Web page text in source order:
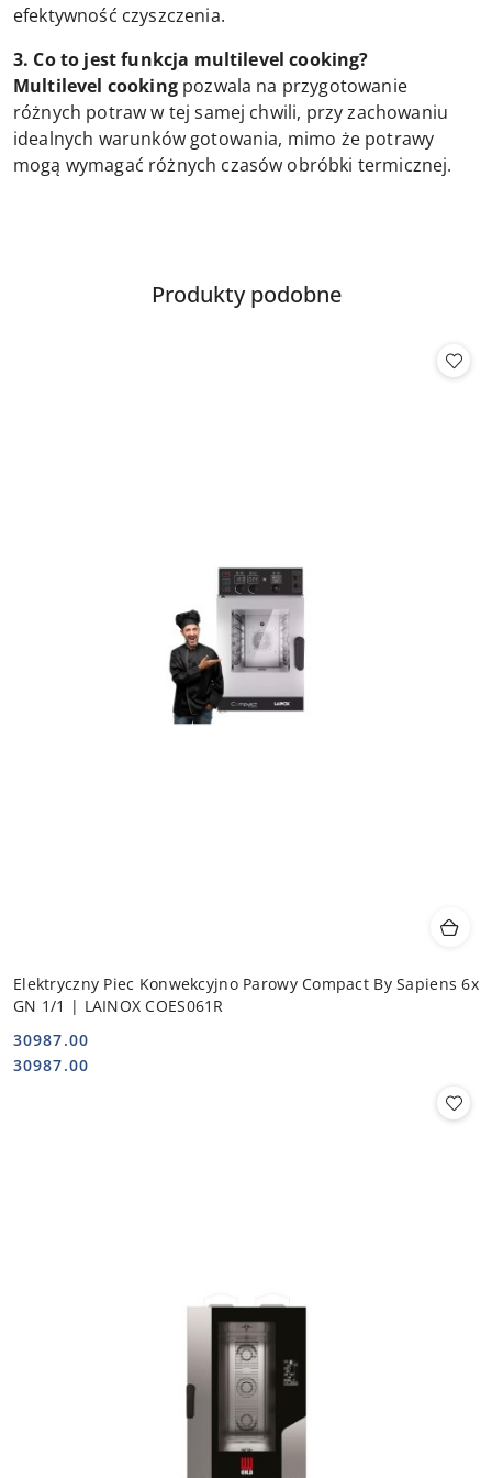
efektywność czyszczenia.
3. Co to jest funkcja multilevel cooking?
Multilevel cookingpozwala na przygotowanie
różnych potraw w tej samej chwili, przy zachowaniu
idealnych warunków gotowania, mimo że potrawy
mogą wymagać różnych czasów obróbki termicznej.
Pomiń karuzelę produktów
Produkty
Produkty podobne
Elektryczny Piec Konwekcyjno Parowy Compact By Sapiens 6x
GN 1/1 | LAINOX COES061R
Cena:
30987.00
Cena:
30987.00